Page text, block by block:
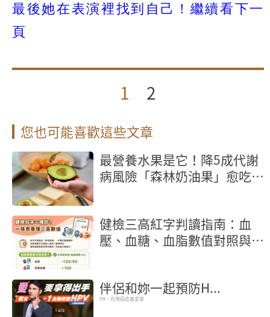
最後她在表演裡找到自己！繼續看下一
頁
1 2
您也可能喜歡這些文章
最營養水果是它！降5成代謝
病風險「森林奶油果」愈吃愈
健檢三高紅字判讀指南：血
壓、血糖、血脂數值對照與行
伴侶和妳一起預防H...
PR・台灣癌症基金會